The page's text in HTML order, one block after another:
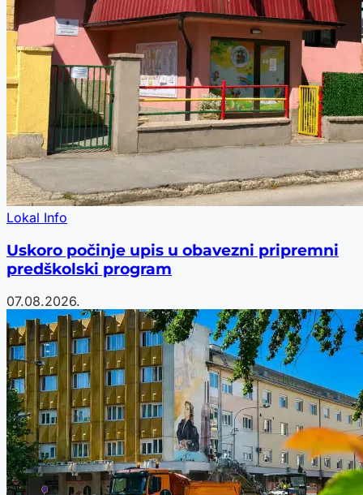
Lokal Info
Uskoro počinje upis u obavezni pripremni
predškolski program
07.08.2026.